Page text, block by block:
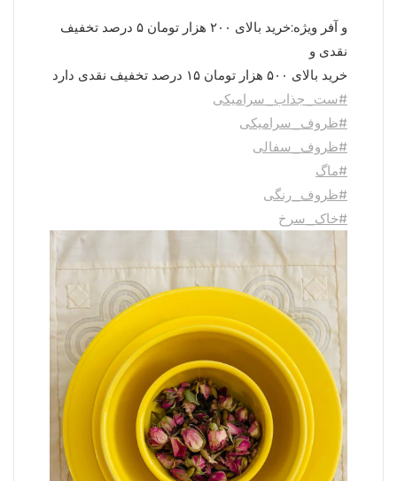
و آفر ویژه:خرید بالای ۲۰۰ هزار تومان ۵ درصد تخفیف
نقدی و
خرید بالای ۵۰۰ هزار تومان ۱۵ درصد تخفیف نقدی دارد
#ست_جذاب_سرامیکی
#ظروف_سرامیکی
#ظروف_سفالی
#ماگ
#ظروف_رنگی
#خاک_سرخ